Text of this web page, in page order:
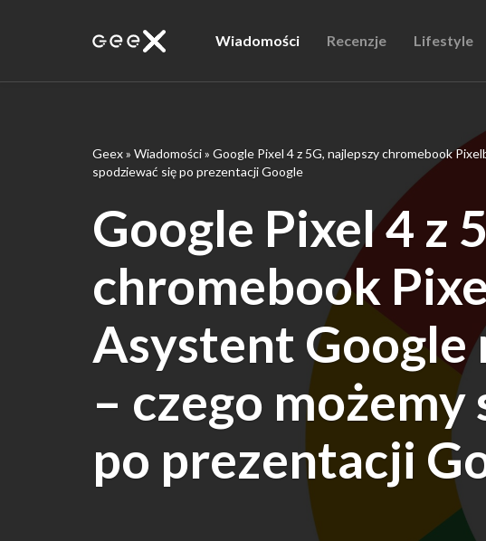
Wiadomości Recenzje Lifestyle
Geex» Wiadomości» Google Pixel 4 z 5G, najlepszy chromebook
spodziewać się po prezentacji Google
Google Pixel 4 z
chromebook
Asystent Google
– czego możemy
po prezentacji